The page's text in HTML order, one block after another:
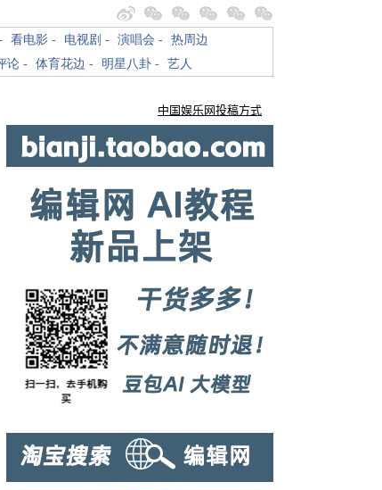
看电影 - 电视剧 - 演唱会 - 热周边
论 - 体育花边 - 明星八卦 - 艺人